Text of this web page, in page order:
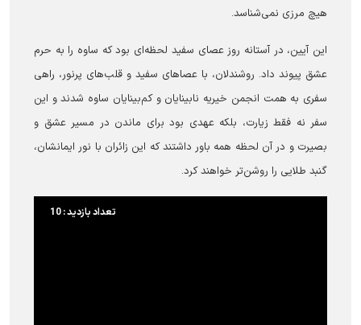
هیچ مرزی نمی‌شناسد.
این آیین، در آستانه روز عصای سفید لحظه‌ای بود که ساوه را به حرم
عشق پیوند داد. روشندلان، با عصاهای سفید و قلب‌های پرنور، راهی
سفری به همت انجمن خیریه نابینایان و کم‌بینایان ساوه شدند و این
سفر نه فقط زیارت، بلکه عهدی بود برای ماندن در مسیر عشق و
بصیرت و در آن لحظه همه باور داشتند که این زائران با نور ایمانشان،
گنبد طلایی را روشن‌تر خواهند کرد.
تعداد بازدید : 10